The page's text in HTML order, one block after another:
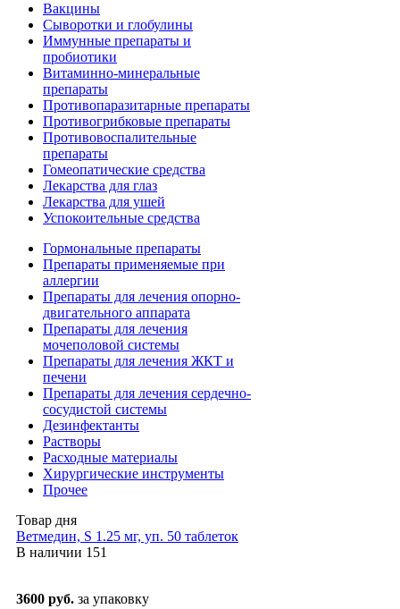
Вакцины
Сыворотки и глобулины
Иммунные препараты и
пробиотики
Витаминно-минеральные
препараты
Противопаразитарные препараты
Противогрибковые препараты
Противовоспалительные
препараты
Гомеопатические средства
Лекарства для глаз
Лекарства для ушей
Успокоительные средства
Гормональные препараты
Препараты применяемые при
аллергии
Препараты для лечения опорно-
двигательного аппарата
Препараты для лечения
мочеполовой системы
Препараты для лечения ЖКТ и
печени
Препараты для лечения сердечно-
сосудистой системы
Дезинфектанты
Растворы
Расходные материалы
Хирургические инструменты
Прочее
Товар дня
Ветмедин, S 1.25 мг, уп. 50 таблеток
В наличии 151
3600 руб. за упаковку